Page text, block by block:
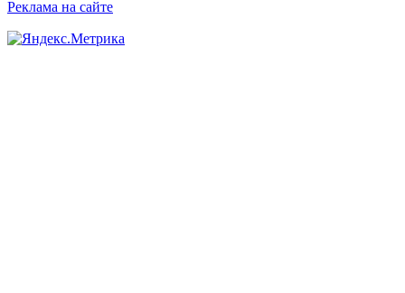
Реклама на сайте